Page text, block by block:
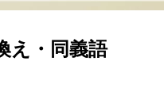
え・同義語